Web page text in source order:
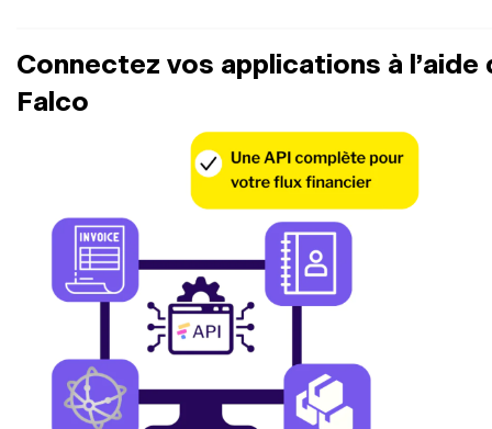
Connectez vos applications à l’aide
Falco